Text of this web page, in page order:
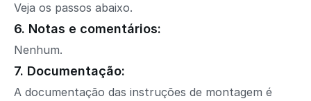
Veja os passos abaixo.
6. Notas e comentários:
Nenhum.
7. Documentação:
A documentação das instruções de montagem é